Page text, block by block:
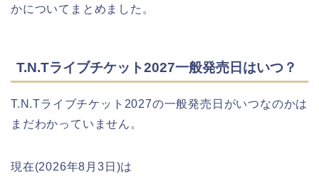
かについてまとめました。
T.N.Tライブチケット2027一般発売日はいつ？
T.N.Tライブチケット2027の一般発売日がいつなのかは
まだわかっていません。
現在(2026年8月3日)は